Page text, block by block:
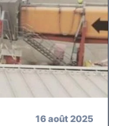
16 août 2025